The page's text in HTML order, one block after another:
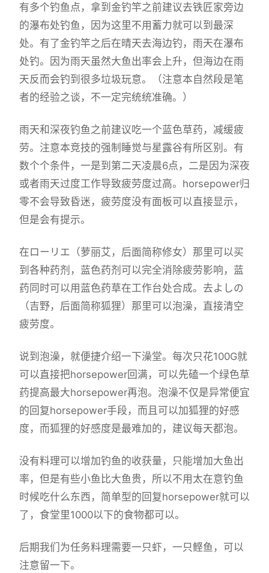
有多个钓鱼点，拿到金钓竿之前建议去铁匠家旁边
的瀑布处钓鱼，因为这里不用蓄力就可以到最深
处。有了金钓竿之后在晴天去海边钓，雨天在瀑布
处钓。因为雨天虽然大鱼出率会上升，但海边在雨
天反而会钓到很多垃圾玩意。（注意本自然段是笔
者的经验之谈，不一定完统统准确。）
雨天和深夜钓鱼之前建议吃一个蓝色草药，减缓疲
劳。注意本竞技的强制睡觉与星露谷有所区别。有
数个个条件，一是到第二天凌晨6点，二是因为深夜
或者雨天过度工作导致疲劳度过高。horsepower归
零不会导致昏迷，疲劳度没有面板可以直接显示，
但是会有提示。
在ローリエ（萝丽艾，后面简称修女）那里可以买
到各种药剂，蓝色药剂可以完全消除疲劳影响，蓝
药同时可以用蓝色药草在工作台处合成。去よしの
（吉野，后面简称狐狸）那里可以泡澡，直接清空
疲劳度。
说到泡澡，就便捷介绍一下澡堂。每次只花100G就
可以直接把horsepower回满，可以先磕一个绿色草
药提高最大horsepower再泡。泡澡不仅是异常便宜
的回复horsepower手段，而且可以加狐狸的好感
度，而狐狸的好感度是最难加的，建议每天都泡。
没有料理可以增加钓鱼的收获量，只能增加大鱼出
率，但是有些小鱼比大鱼贵，所以不用太在意钓鱼
时候吃什么东西，简单型的回复horsepower就可以
了，食堂里1000以下的食物都可以。
后期我们为任务料理需要一只虾，一只鲣鱼，可以
注意留一下。